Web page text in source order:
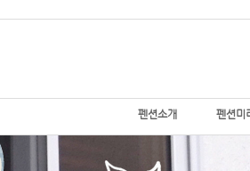
펜션소개 펜션미